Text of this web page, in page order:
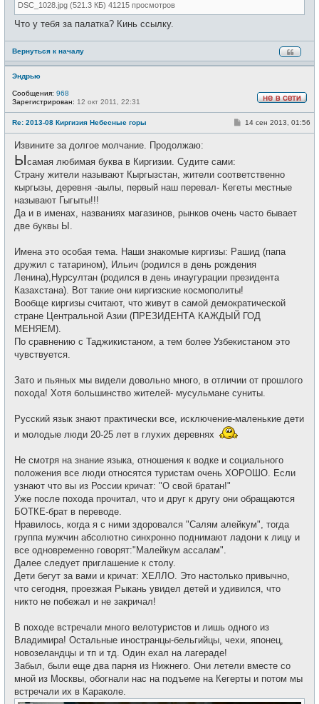
DSC_1028.jpg (521.3 КБ) 41215 просмотров
Что у тебя за палатка? Кинь ссылку.
Вернуться к началу
Эндрью
в
с
Сообщения: 968
Зарегистрирован: 12 окт 2011, 22:31
Re: 2013-08 Киргизия Небесные горы
С
н
е
14 сен 2013, 01:56
Извините за долгое молчание. Продолжаю:
Ысамая любимая буква в Киргизии. Судите сами:
Страну жители называют Кыргызстан, жители соответственно
кыргызы, деревня -аылы, первый наш перевал- Кегеты местные
называют Гыгыты!!!
Да и в именах, названиях магазинов, рынков очень часто бывает
две буквы Ы.
Имена это особая тема. Наши знакомые киргизы: Рашид (папа
дружил с татарином), Ильич (родился в день рождения
Ленина),Нурсултан (родился в день инаугурации президента
Казахстана). Вот такие они киргизские космополиты!
Вообще киргизы считают, что живут в самой демократической
стране Центральной Азии (ПРЕЗИДЕНТА КАЖДЫЙ ГОД
МЕНЯЕМ).
По сравнению с Таджикистаном, а тем более Узбекистаном это
чувствуется.
Зато и пьяных мы видели довольно много, в отличии от прошлого
похода! Хотя большинство жителей- мусульмане суниты.
Русский язык знают практически все, исключение-маленькие дети
и молодые люди 20-25 лет в глухих деревнях
Не смотря на знание языка, отношения к водке и социального
положения все люди относятся туристам очень ХОРОШО. Если
узнают что вы из России кричат: "О свой братан!"
Уже после похода прочитал, что и друг к другу они обращаются
БОТКЕ-брат в переводе.
Нравилось, когда я с ними здоровался "Салям алейкум", тогда
группа мужчин абсолютно синхронно поднимают ладони к лицу и
все одновременно говорят:"Малейкум ассалам".
Далее следует приглашение к столу.
Дети бегут за вами и кричат: ХЕЛЛО. Это настолько привычно,
что сегодня, проезжая Рыкань увидел детей и удивился, что
никто не побежал и не закричал!
В походе встречали много велотуристов и лишь одного из
Владимира! Остальные иностранцы-бельгийцы, чехи, японец,
новозеландцы и тп и тд. Один ехал на лагераде!
Забыл, были еще два парня из Нижнего. Они летели вместе со
мной из Москвы, обогнали нас на подъеме на Кегерты и потом мы
встречали их в Караколе.